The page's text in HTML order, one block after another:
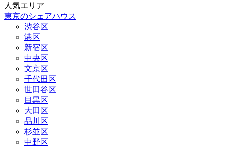
人気エリア
東京のシェアハウス
渋谷区
港区
新宿区
中央区
文京区
千代田区
世田谷区
目黒区
大田区
品川区
杉並区
中野区